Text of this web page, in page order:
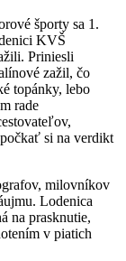
športy sa 1.
KVŠ
Priniesli
zažil, čo
topánky, lebo
rade
si na verdikt
milovníkov
Lodenica
na prasknutie,
v piatich